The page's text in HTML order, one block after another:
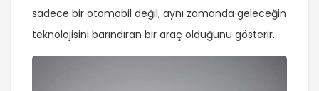
sadece bir otomobil değil, aynı zamanda geleceğin
teknolojisini barındıran bir araç olduğunu gösterir.